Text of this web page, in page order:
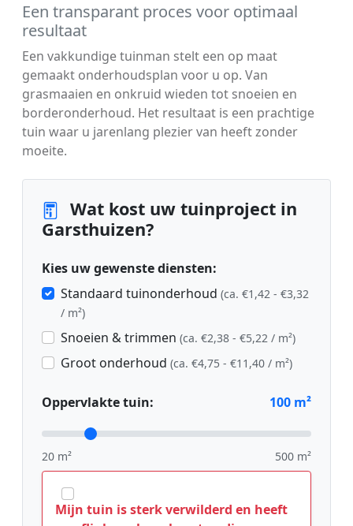
Een transparant proces voor optimaal
resultaat
Een vakkundige tuinman stelt een op maat
gemaakt onderhoudsplan voor u op. Van
grasmaaien en onkruid wieden tot snoeien en
borderonderhoud. Het resultaat is een prachtige
tuin waar u jarenlang plezier van heeft zonder
moeite.
Wat kost uw tuinproject in
Garsthuizen?
Kies uw gewenste diensten:
Standaard tuinonderhoud (ca. €1,42 - €3,32
/ m²)
Snoeien & trimmen (ca. €2,38 - €5,22 / m²)
Groot onderhoud (ca. €4,75 - €11,40 / m²)
Oppervlakte tuin: 100 m²
20 m² 500 m²
Mijn tuin is sterk verwilderd en heeft